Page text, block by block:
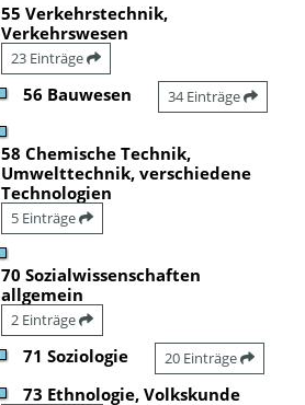
55 Verkehrstechnik,
Verkehrswesen
23 Einträge
56 Bauwesen 34 Einträge
58 Chemische Technik,
Umwelttechnik, verschiedene
Technologien
5 Einträge
70 Sozialwissenschaften
allgemein
2 Einträge
71 Soziologie 20 Einträge
73 Ethnologie, Volkskunde